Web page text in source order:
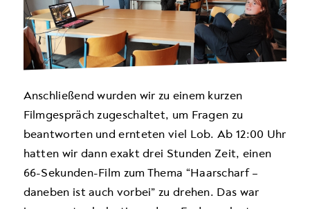
Anschließend wurden wir zu einem kurzen
Filmgespräch zugeschaltet, um Fragen zu
beantworten und ernteten viel Lob. Ab 12:00 Uhr
hatten wir dann exakt drei Stunden Zeit, einen
66-Sekunden-Film zum Thema “Haarscharf –
daneben ist auch vorbei” zu drehen. Das war